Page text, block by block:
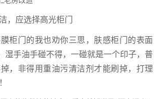
，应选择高光柜门
柜门的我也劝你三思，肤感柜门的表面
湿手油手碰不得，一碰就是一个印子，普
，非得用重油污清洁剂才能刷掉，打理